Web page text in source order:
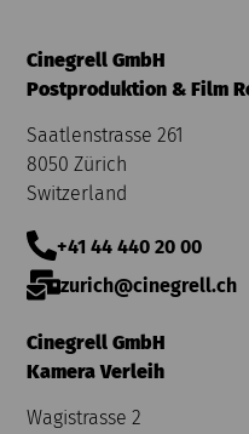
Cinegrell GmbH
Postproduktion & Film
Saatlenstrasse 261
8050 Zürich
Switzerland
+41 44 440 20 00
zurich@cinegrell.ch
Cinegrell GmbH
Kamera Verleih
Wagistrasse 2